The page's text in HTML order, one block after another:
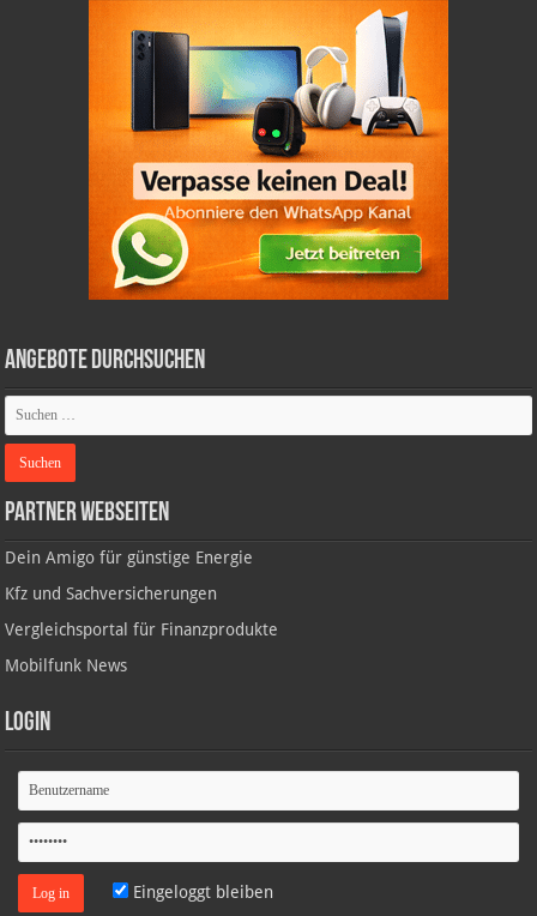
Angebote durchsuchen
Partner Webseiten
Dein Amigo für günstige Energie
Kfz und Sachversicherungen
Vergleichsportal für Finanzprodukte
Mobilfunk News
Login
Eingeloggt bleiben